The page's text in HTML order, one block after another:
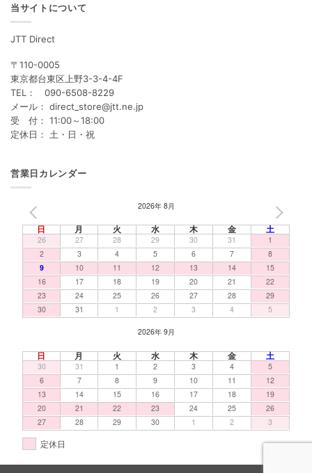
当サイトについて
JTT Direct
〒110-0005
東京都台東区上野3-3-4-4F
TEL： 090-6508-8229
メール： direct_store@jtt.ne.jp
受 付： 11:00～18:00
定休日： 土・日・祝
営業日カレンダー
2026年 8月
日 月 火 水 木 金 土
26 27 28 29 30 31
1
2
3 4 5 6 7
8
9
10 11 12 13 14
15
16
17 18 19 20 21
22
23
24 25 26 27 28
29
30
31 1 2 3 4 5
2026年 9月
日 月 火 水 木 金 土
30 31 1 2 3 4
5
6
7 8 9 10 11
12
13
14 15 16 17 18
19
20
21 22 23 24 25
26
27
28 29 30 1 2 3
定休日